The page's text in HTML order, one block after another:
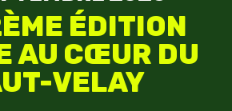
ÉDITION
AU CŒUR DU
VELAY